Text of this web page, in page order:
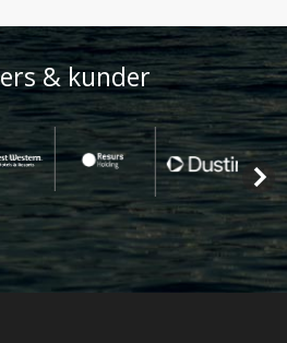
& kunder